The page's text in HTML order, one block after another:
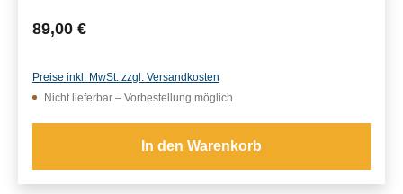
Regulärer Preis:
89,00 €
Preise inkl. MwSt. zzgl. Versandkosten
Nicht lieferbar – Vorbestellung möglich
In den Warenkorb